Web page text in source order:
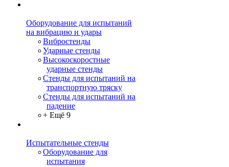
Оборудование для испытаний
на вибрацию и удары
Вибростенды
Ударные стенды
Высокоскоростные
ударные стенды
Стенды для испытаний на
транспортную тряску
Стенды для испытаний на
падение
+ Ещё 9
Испытательные стенды
Оборудование для
испытания